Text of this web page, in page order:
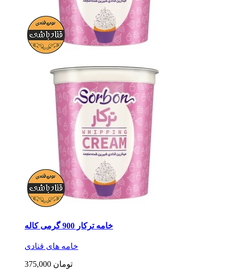
خامه ترکار 900 گرمی کاله
خامه های قنادی
375,000 تومان